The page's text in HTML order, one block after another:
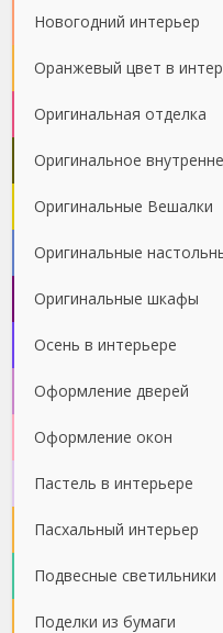
Новогодний интерьер
Оранжевый цвет в
Оригинальная отделка
Оригинальное
Оригинальные Вешалки
Оригинальные
Оригинальные шкафы
Осень в интерьере
Оформление дверей
Оформление окон
Пастель в интерьере
Пасхальный интерьер
Подвесные светильники
Поделки из бумаги